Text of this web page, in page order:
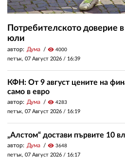
Потребителското доверие
юли
автор: Дума visibility 4000
петък, 07 Август 2026 / 16:39
КФН: От 9 август цените на
само в евро
автор: Дума visibility 4283
петък, 07 Август 2026 / 16:19
„Алстом“ достави първите 10
автор: Дума visibility 3648
петък, 07 Август 2026 / 16:17